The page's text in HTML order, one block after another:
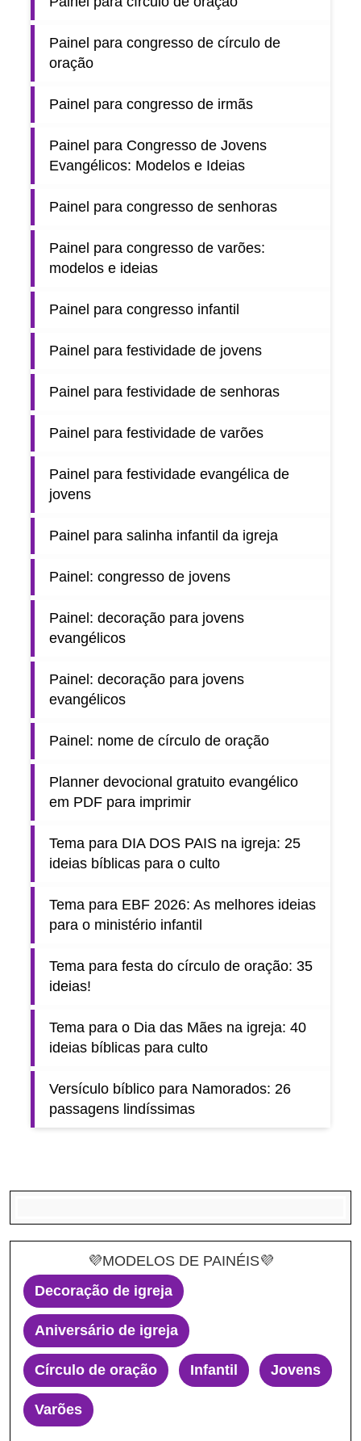
Painel para congresso de círculo de
oração
Painel para congresso de irmãs
Painel para Congresso de Jovens
Evangélicos: Modelos e Ideias
Painel para congresso de senhoras
Painel para congresso de varões:
modelos e ideias
Painel para congresso infantil
Painel para festividade de jovens
Painel para festividade de senhoras
Painel para festividade de varões
Painel para festividade evangélica de
jovens
Painel para salinha infantil da igreja
Painel: congresso de jovens
Painel: decoração para jovens
evangélicos
Painel: decoração para jovens
evangélicos
Painel: nome de círculo de oração
Planner devocional gratuito evangélico
em PDF para imprimir
Tema para DIA DOS PAIS na igreja: 25
ideias bíblicas para o culto
Tema para EBF 2026: As melhores ideias
para o ministério infantil
Tema para festa do círculo de oração: 35
ideias!
Tema para o Dia das Mães na igreja: 40
ideias bíblicas para culto
Versículo bíblico para Namorados: 26
passagens lindíssimas
💜MODELOS DE PAINÉIS💜
Decoração de igreja
Aniversário de igreja
Círculo de oração Infantil Jovens
Varões